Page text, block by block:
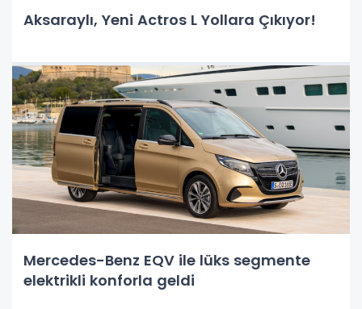
Aksaraylı, Yeni Actros L Yollara Çıkıyor!
Mercedes-Benz EQV ile lüks segmente
elektrikli konforla geldi